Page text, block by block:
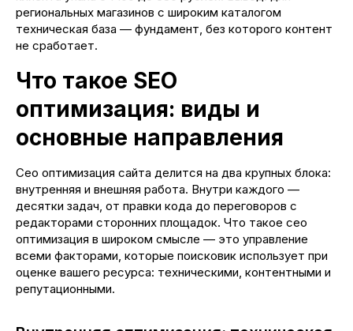
региональных магазинов с широким каталогом
техническая база — фундамент, без которого контент
не сработает.
Что такое SEO
оптимизация: виды и
основные направления
Сео оптимизация сайта делится на два крупных блока:
внутренняя и внешняя работа. Внутри каждого —
десятки задач, от правки кода до переговоров с
редакторами сторонних площадок. Что такое сео
оптимизация в широком смысле — это управление
всеми факторами, которые поисковик использует при
оценке вашего ресурса: техническими, контентными и
репутационными.